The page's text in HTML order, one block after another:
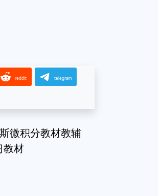
reddit telegram
微积分教材教辅
教材